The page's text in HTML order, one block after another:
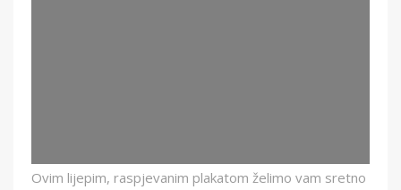
Ovim lijepim, raspjevanim plakatom želimo vam sretno